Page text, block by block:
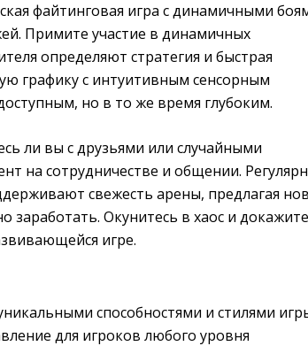
файтинговая игра с динамичными
Примите участие в динамичных
определяют стратегия и быстрая
графику с интуитивным сенсорным
но в то же время глубоким.
ли вы с друзьями или случайными
на сотрудничестве и общении.
свежесть арены, предлагая
Окунитесь в хаос и докажите
игре.
способностями и стилями
для игроков любого уровня